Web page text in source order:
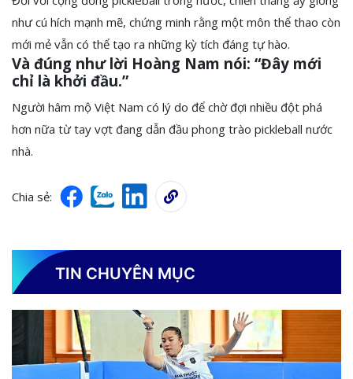
như cú hích mạnh mẽ, chứng minh rằng một môn thể thao còn
mới mẻ vẫn có thể tạo ra những kỳ tích đáng tự hào.
Và đúng như lời Hoàng Nam nói: “Đây mới
chỉ là khởi đầu.”
Người hâm mộ Việt Nam có lý do để chờ đợi nhiều đột phá
hơn nữa từ tay vợt đang dẫn đầu phong trào pickleball nước
nhà.
Chia sẻ:
TIN CHUYÊN MỤC